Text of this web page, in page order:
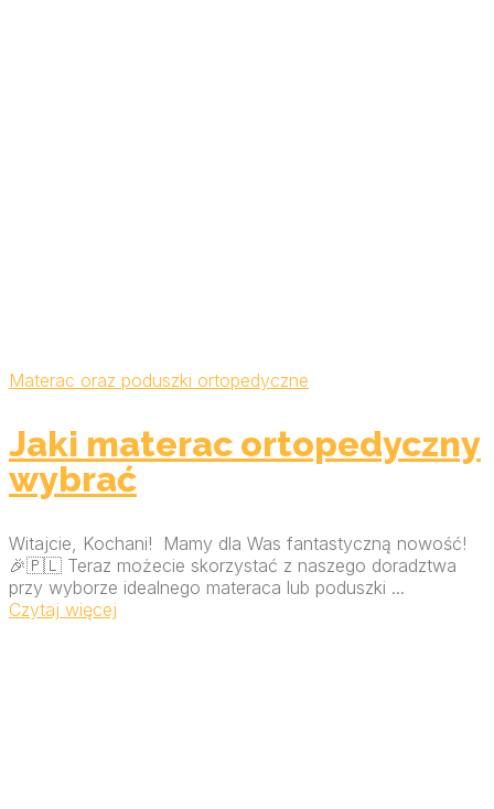
Materac oraz poduszki ortopedyczne
Jaki materac ortopedyczny
wybrać
Witajcie, Kochani! Mamy dla Was fantastyczną nowość!
🎉🇵🇱 Teraz możecie skorzystać z naszego doradztwa
przy wyborze idealnego materaca lub poduszki ...
Czytaj więcej